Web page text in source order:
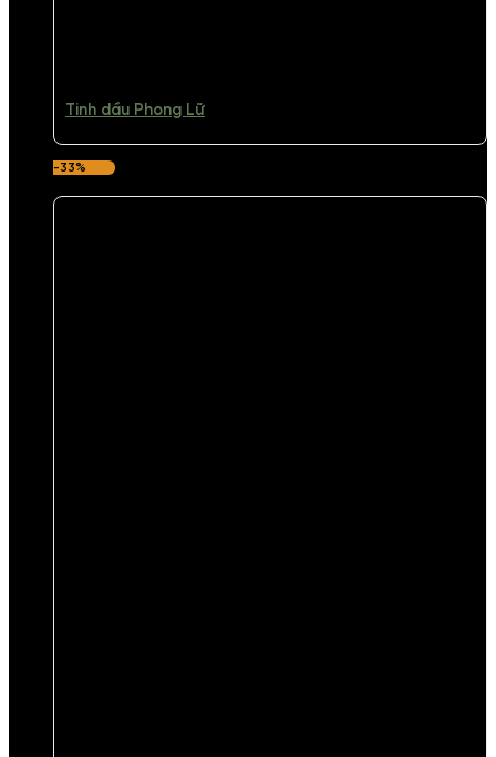
Tinh dầu Phong Lữ
-33%